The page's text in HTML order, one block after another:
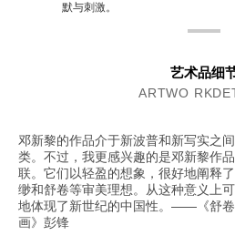
默与刺激。
艺术品细
ARTWO
邓新黎的作品介于新波普和新写实之
类。不过，我更感兴趣的是邓新黎作
联。它们以轻盈的想象，很好地阐释
缈和舒卷等审美理想。从这种意义上
地体现了新世纪的中国性。——《舒
画》彭锋